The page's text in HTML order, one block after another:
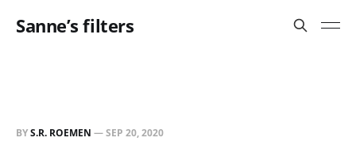
Sanne’s filters
BYS.R. ROEMEN —SEP 20, 2020